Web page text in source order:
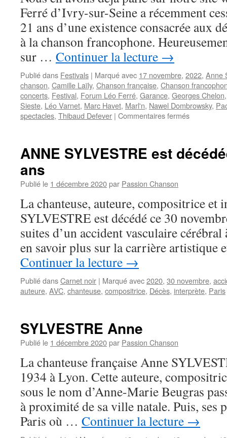
Ferré d’Ivry-sur-Seine a récemment
21 ans d’une existence consacrée aux
à la chanson francophone.
sur … Continuer la lecture →
Publié dans Festivals | Marqué avec 17 novembre, 2022, Anne
chanson, Camille Laïly, Chanson française, Chanson
concerts, Festival, Forum Léo Ferré, Garance, Georges Chelon
Sieste, Léo Varnet, Marc Havet, Marl'n, Nawel Dombrowsky,
spectacles, Thibaud Defever | Commentaires ferméssur
novembre
destiné
à
soutenir
le
Forum
d’Ivry-
sur-
Seine
ANNE SYLVESTRE est
ans
Publié le 1 décembre 2020par Passion Chanson
La chanteuse, auteure, compositrice et
SYLVESTRE est décédé ce 30
suites d’un accident vasculaire cérébral
en savoir plus sur la carrière artistique
Continuer la lecture →
Publié dansCarnet noir | Marqué avec2020, 30 novembre,
auteure, AVC, chanteuse, compositrice, Décès, interprète, Paris
SYLVESTRE Anne
Publié le 1 décembre 2020par Passion Chanson
La chanteuse française Anne
1934 à Lyon. Cette auteure,
sous le nom d’Anne-Marie Beugras
à proximité de sa ville natale. Puis, ses
Paris où … Continuer la lecture →